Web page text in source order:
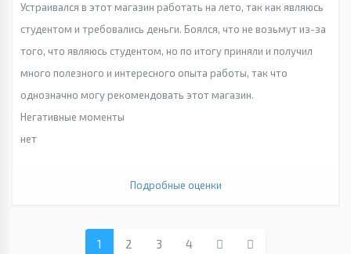
Устраивался в этот магазин работать на лето, так как являюсь
студентом и требовались деньги. Боялся, что не возьмут из-за
того, что являюсь студентом, но по итогу приняли и получил
много полезного и интересного опыта работы, так что
однозначно могу рекомендовать этот магазин.
Негативные моменты
нет
Подробные оценки
1 2 3 4